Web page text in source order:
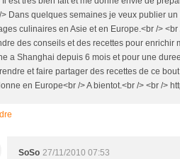
> Dans quelques semaines je veux publier
culinaires en Asie et en Europe.<br />
des conseils et des recettes pour enrichir
a Shanghai depuis 6 mois et pour une
et faire partager des recettes de ce
en Europe<br /> A bientot.<br /> <br />
SoSo 27/11/2010 07:53